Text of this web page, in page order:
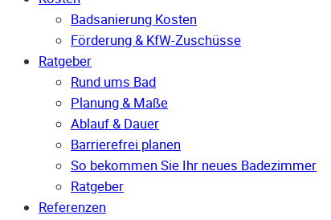
Badsanierung Kosten
Förderung & KfW-Zuschüsse
Ratgeber
Rund ums Bad
Planung & Maße
Ablauf & Dauer
Barrierefrei planen
So bekommen Sie Ihr neues Badezimmer
Ratgeber
Referenzen